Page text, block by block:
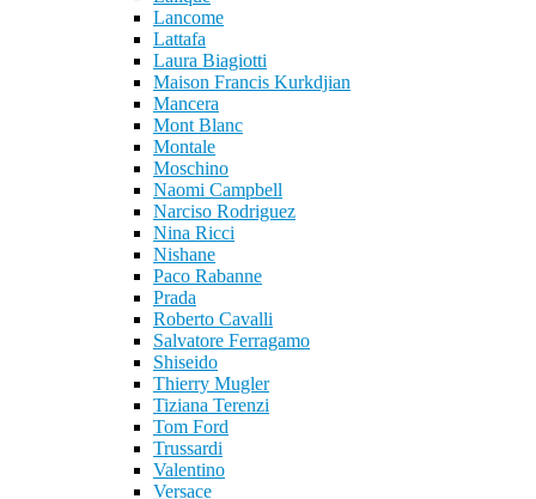
Lancome
Lattafa
Laura Biagiotti
Maison Francis Kurkdjian
Mancera
Mont Blanc
Montale
Moschino
Naomi Campbell
Narciso Rodriguez
Nina Ricci
Nishane
Paco Rabanne
Prada
Roberto Cavalli
Salvatore Ferragamo
Shiseido
Thierry Mugler
Tiziana Terenzi
Tom Ford
Trussardi
Valentino
Versace